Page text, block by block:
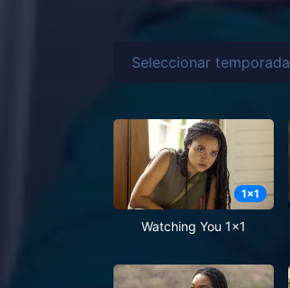
Seleccionar temporada
1x1
Watching You 1x1